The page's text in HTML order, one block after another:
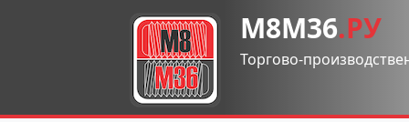
М8М36.РУ
Торгово-